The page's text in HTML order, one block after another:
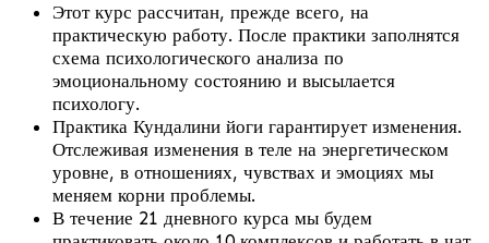
Этот курс рассчитан, прежде всего, на
практическую работу. После практики заполнятся
схема психологического анализа по
эмоциональному состоянию и высылается
психологу.
Практика Кундалини йоги гарантирует изменения.
Отслеживая изменения в теле на энергетическом
уровне, в отношениях, чувствах и эмоциях мы
меняем корни проблемы.
В течение 21 дневного курса мы будем